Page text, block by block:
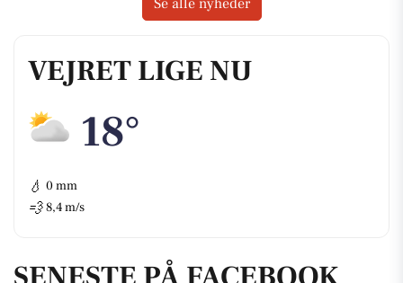
VEJRET LIGE NU
18°
💧 0 mm
💨 8,4 m/s